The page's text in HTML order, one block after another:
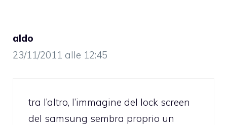
aldo
23/11/2011 alle 12:45
tra l’altro, l’immagine del lock screen
del samsung sembra proprio un